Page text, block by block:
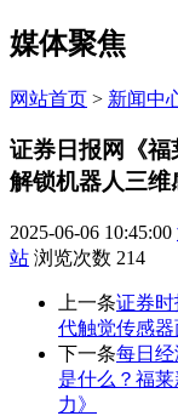
媒体聚焦
网站首页 > 新闻中
证券日报网《
解锁机器人三维
2025-06-06 10:45:00
站 浏览次数 214
上一条证券
代触觉传感器
下一条每日
是什么？福
力》